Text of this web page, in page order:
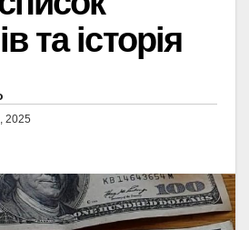
та історія
2025